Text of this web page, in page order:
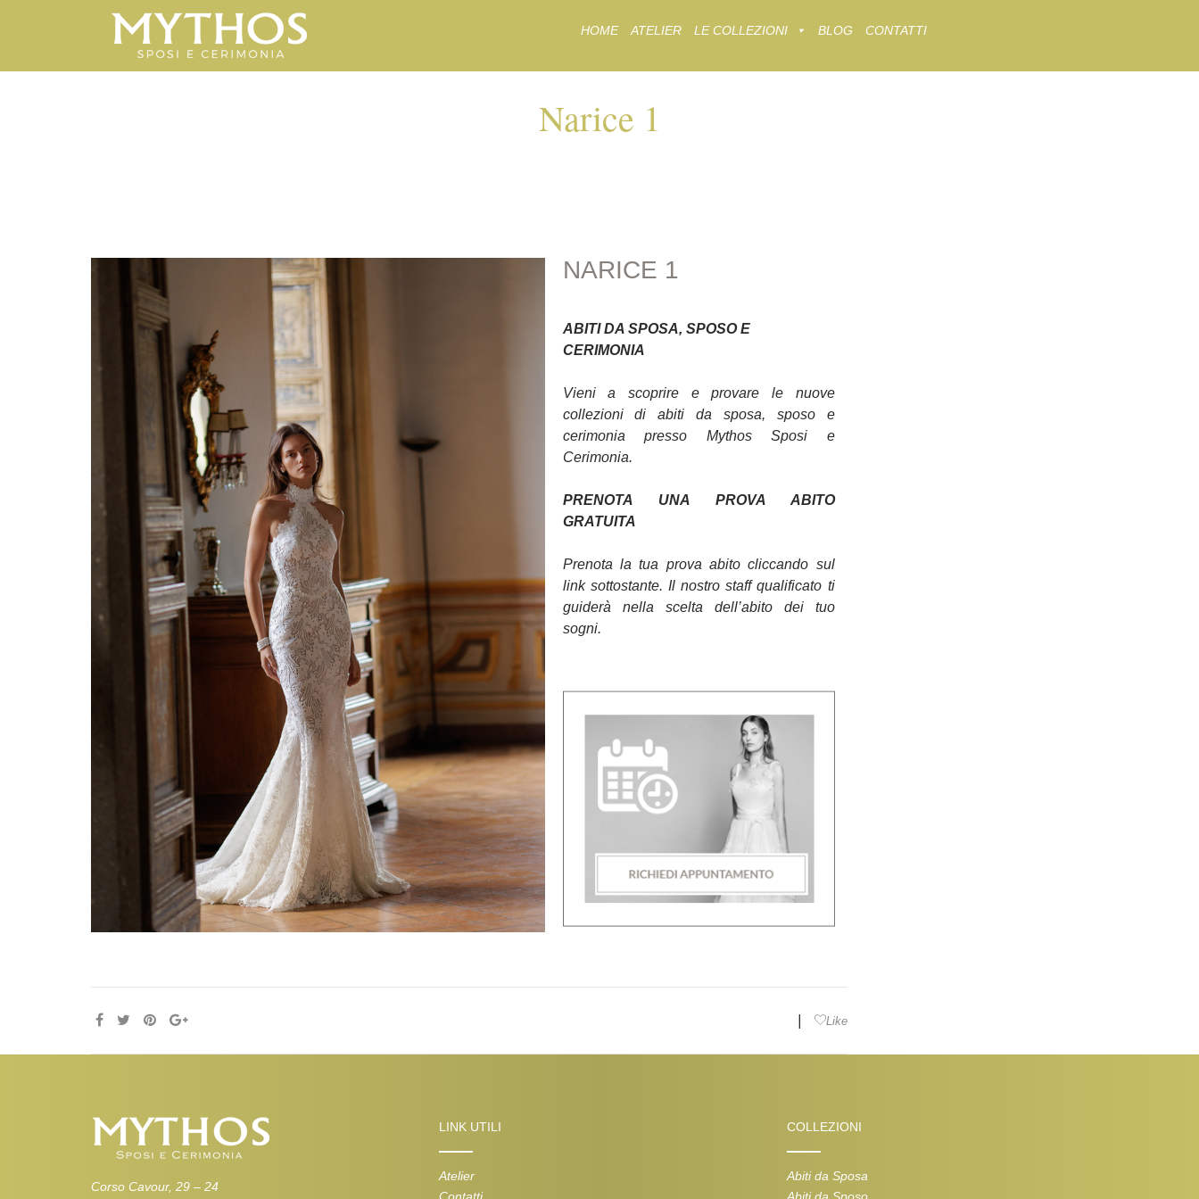
to
HOME ATELIER LE COLLEZIONI BLOG CONTATTI
Narice 1
NARICE 1
ABITI DA SPOSA, SPOSO E
CERIMONIA
Vieni a scoprire e provare le nuove
collezioni di abiti da sposa, sposo e
cerimonia presso Mythos Sposi e
Cerimonia.
PRENOTA UNA PROVA ABITO
GRATUITA
Prenota la tua prova abito cliccando sul
link sottostante. Il nostro staff qualificato ti
guiderà nella scelta dell’abito dei tuo
sogni.
Like
Corso Cavour, 29 – 24
LINK UTILI
Atelier
COLLEZIONI
Abiti da Sposa